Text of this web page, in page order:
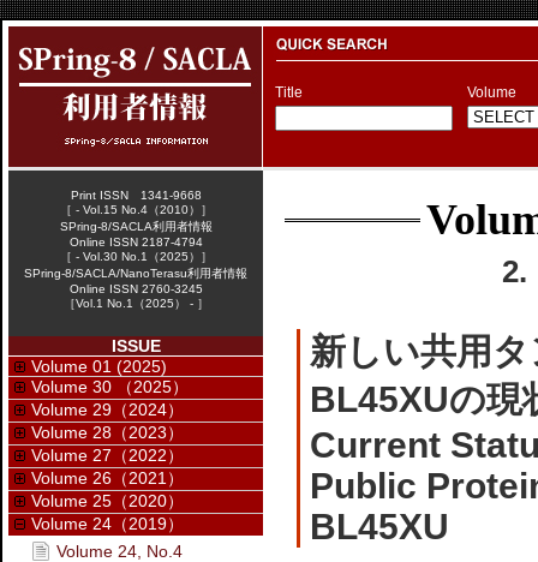
Title Volume
2.
新しい共用
BL45XUの現
Current
Public
BL45XU
Print ISSN 1341-9668
［ - Vol.15 No.4（2010）］
SPring-8/SACLA利用者情報
Online ISSN 2187-4794
［ - Vol.30 No.1（2025）］
SPring-8/SACLA/NanoTerasu利用者情報
Online ISSN 2760-3245
［Vol.1 No.1（2025） - ］
ISSUE
Volume 01 (2025)
Volume 30 （2025）
Volume 29（2024）
Volume 28（2023）
Volume 27（2022）
Volume 26（2021）
Volume 25（2020）
Volume 24（2019）
Volume 24, No.4